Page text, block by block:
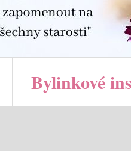
Bylinkové